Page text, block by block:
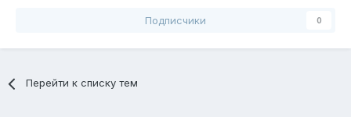
Подписчики 0
Перейти к списку тем